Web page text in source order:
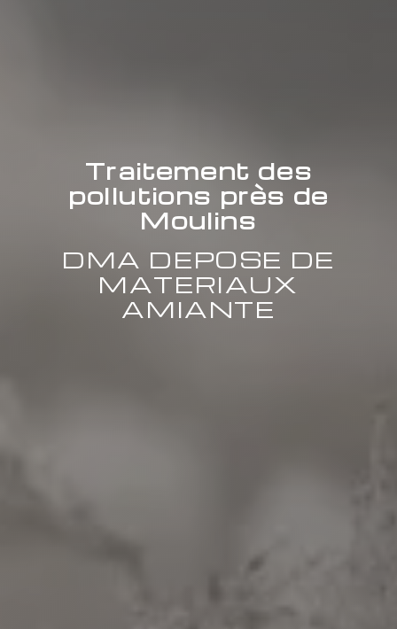
Traitement des
pollutions près de
Moulins
DMA DEPOSE DE
MATERIAUX
AMIANTE